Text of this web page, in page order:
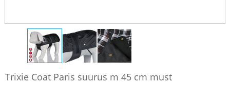
Trixie Coat Paris suurus m 45 cm must